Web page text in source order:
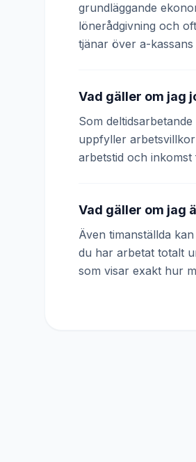
grundläggande
lönerådgivning och
tjänar över a-kassans
Vad gäller om jag
Som
uppfyller arbetsvillkor
arbetstid och
Vad gäller om jag
Även timanställda
du har arbetat totalt
som visar exakt hur